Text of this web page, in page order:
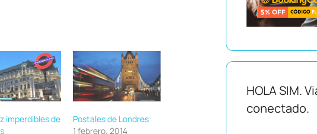
HOLA SIM.
conectado.
imperdibles de
Postales de Londres
1 febrero, 2014